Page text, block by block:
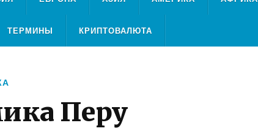
ТЕРМИНЫ КРИПТОВАЛЮТА
Перу